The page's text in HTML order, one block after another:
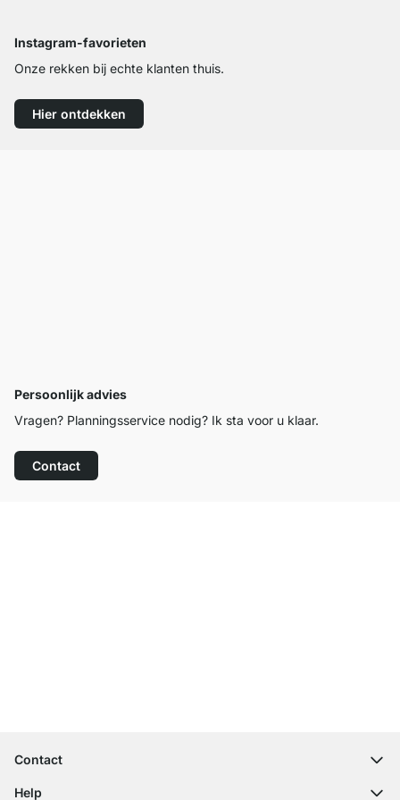
Instagram-favorieten
Onze rekken bij echte klanten thuis.
Hier ontdekken
Persoonlijk advies
Vragen? Planningsservice nodig? Ik sta voor u klaar.
Contact
Contact
contact@regalraum.com
Help